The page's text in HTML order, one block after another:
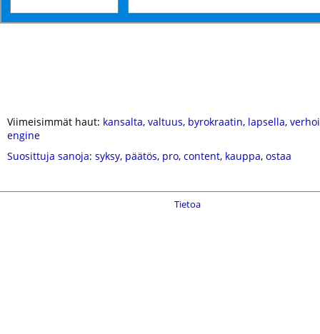
Viimeisimmät haut: kansalta, valtuus, byrokraatin, lapsella,
engine
Suosittuja sanoja: syksy, päätös, pro, content, kauppa, ostaa
Tietoa